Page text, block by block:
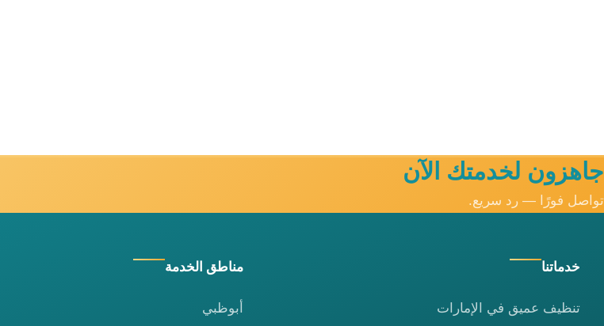
جاهزون لخدمتك الآن
تواصل فورًا — رد سريع.
خدماتنا
تنظيف عميق في الإمارات
مناطق الخدمة
أبوظبي